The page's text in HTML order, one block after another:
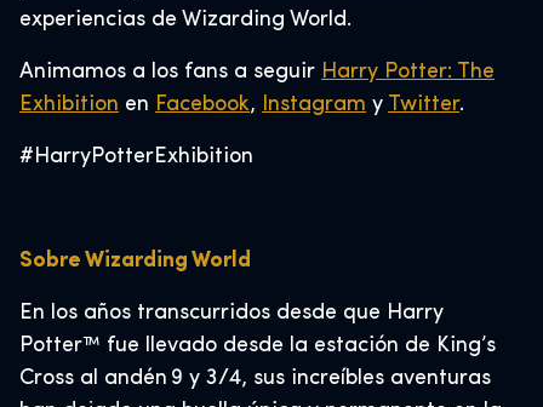
experiencias de Wizarding World.
Animamos a los fans a seguir Harry Potter: The
Exhibition en Facebook, Instagram y Twitter.
#HarryPotterExhibition
Sobre Wizarding World
En los años transcurridos desde que Harry
Potter™ fue llevado desde la estación de King’s
Cross al andén 9 y 3/4, sus increíbles aventuras